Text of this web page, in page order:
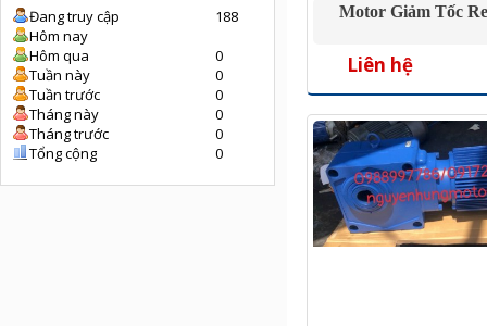
Đang truy cập
188
Hôm nay
Hôm qua
0
Tuần này
0
Tuần trước
0
Tháng này
0
Tháng trước
0
Tổng cộng
0
Motor Giảm Tốc
Liên hệ